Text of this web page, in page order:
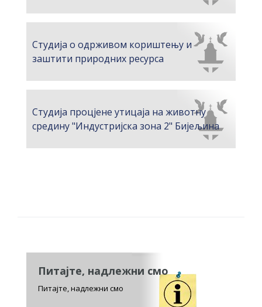
Студија о одрживом кориштењу и
заштити природних ресурса
Студија процјене утицаја на животну
средину "Индустријска зона 2" Бијељина
Питајте, надлежни смо
Питајте, надлежни смо